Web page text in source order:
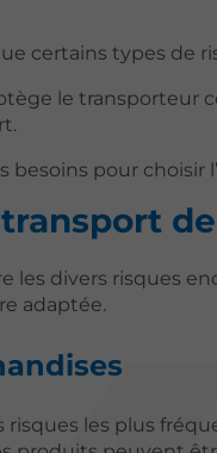
certains types de
le transporteur
pour choisir
les divers risques
adaptée.
risques les plus